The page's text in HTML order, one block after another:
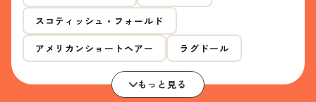
スコティッシュ・フォールド
アメリカンショートヘアー ラグドール
もっと見る